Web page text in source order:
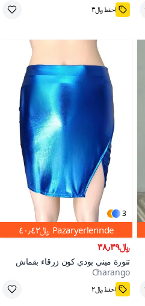
احفظ ﷼٣
3
Pazaryerlerinde ﷼٤٠٫٤٢
﷼٣٨٫٣٩
تنورة ميني بودي كون زرقاء بقماش
لامع بفتحة ساق واحدة
Charango
احفظ ﷼٢